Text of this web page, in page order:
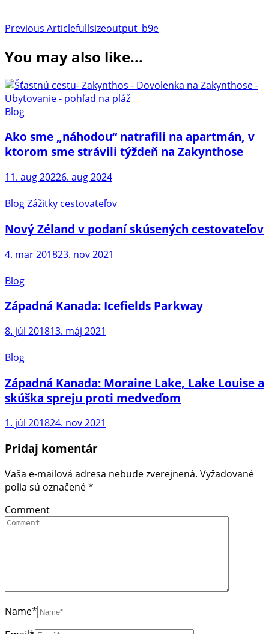
Post
Navigation
Previous Articlefullsizeoutput_b9e
You may also like...
Blog
Ako sme „náhodou“ natrafili na apartmán, v
ktorom sme strávili týždeň na Zakynthose
11. aug 20226. aug 2024
BlogZážitky cestovateľov
Nový Zéland v podaní skúsených cestovateľov
4. mar 201823. nov 2021
Blog
Západná Kanada: Icefields Parkway
8. júl 201813. máj 2021
Blog
Západná Kanada: Moraine Lake, Lake Louise a
skúška spreju proti medveďom
1. júl 201824. nov 2021
Pridaj komentár
Vaša e-mailová adresa nebude zverejnená. Vyžadované
polia sú označené*
Comment
Name*